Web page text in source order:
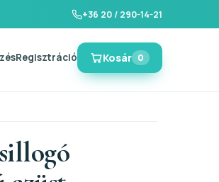
+36 20 / 290-14-21
Regisztráció Kosár 0